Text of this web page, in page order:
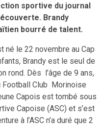
sportive du journal
Brandy
bourré de talent.
né le 22 novembre au Cap
Brandy est le seul de
rond. Dès l’âge de 9 ans,
Football Club Morinoise
Capois est tombé sous
Capoise (ASC) et s’est
à l’ASC n’a duré que 2